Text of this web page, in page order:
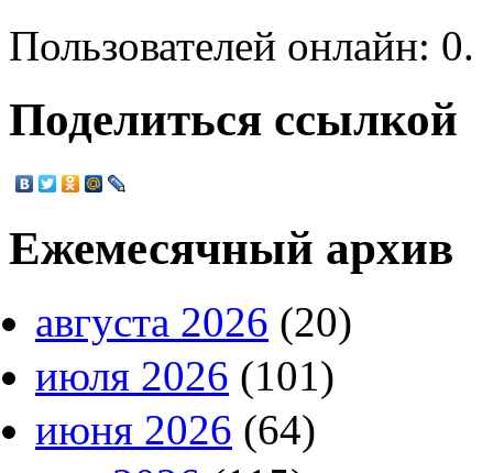
Пользователей онлайн: 0.
Поделиться ссылкой
Ежемесячный архив
августа 2026 (20)
июля 2026 (101)
июня 2026 (64)